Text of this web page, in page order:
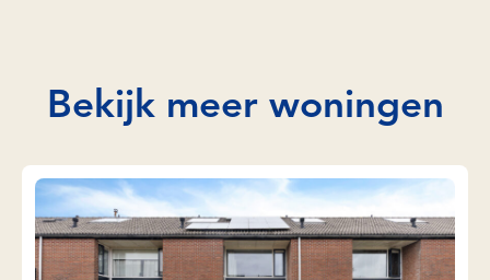
Bekijk meer woningen